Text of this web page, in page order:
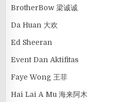
BrotherBow 梁诚诚
Da Huan 大欢
Ed Sheeran
Event Dan Aktifitas
Faye Wong 王菲
Hai Lai A Mu 海来阿木